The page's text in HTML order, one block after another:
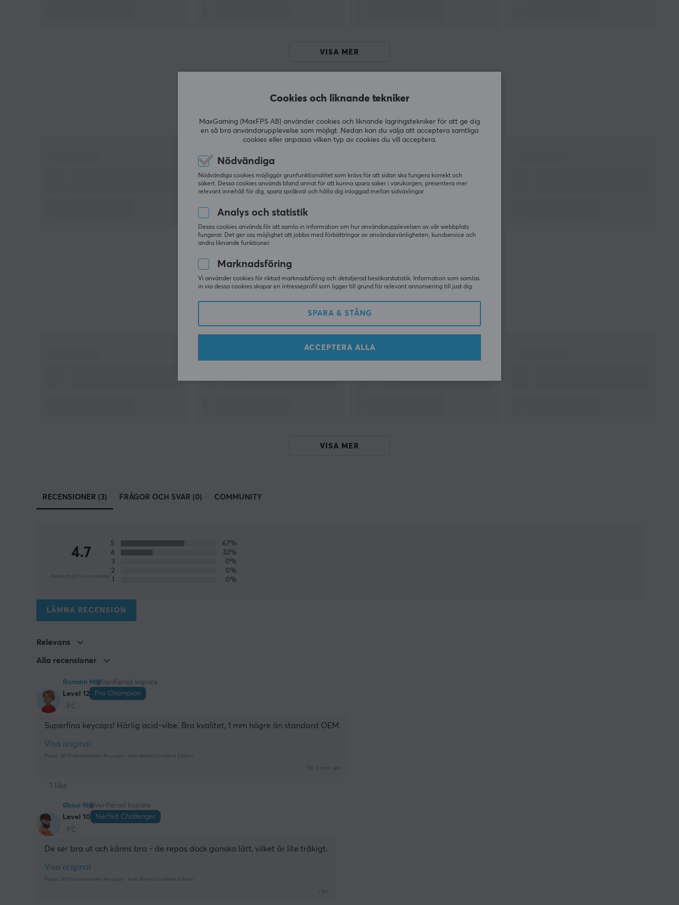
VISA MER
Andra köpte även
Andra tittade även på
VISA MER
RECENSIONER (3) FRÅGOR OCH SVAR (0) COMMUNITY
4.7
Baserat på 3 recensioner
5
67%
4
33%
3
0%
2
0%
1
0%
LÄMNA RECENSION
Relevans
Alla recensioner
Romain M
Verifierad köpare
Level 12
Pro Champion
PC
Superfina keycaps! Härlig acid-vibe. Bra kvalitet, 1 mm högre än standard OEM.
Visa original
Pulsar 3D Polycarbonate Keycaps - Acid Rewind Limited Edition
för 2 mån. sen
1 like
Øssur N
Verifierad köpare
Level 10
Nerfed Challenger
PC
De ser bra ut och känns bra - de repas dock ganska lätt, vilket är lite tråkigt.
Visa original
Pulsar 3D Polycarbonate Keycaps - Acid Rewind Limited Edition
Cookies och liknande tekniker
MaxGaming (MaxFPS AB) använder cookies och liknande lagringstekniker för att ge dig
en så bra användarupplevelse som möjligt. Nedan kan du välja att acceptera samtliga
cookies eller anpassa vilken typ av cookies du vill acceptera.
Nödvändiga
Nödvändiga cookies möjliggör grunfunktionalitet som krävs för att sidan ska fungera korrekt och
säkert. Dessa cookies används bland annat för att kunna spara saker i varukorgen, presentera mer
relevant innehåll för dig, spara språkval och hålla dig inloggad mellan sidväxlingar.
Analys och statistik
Dessa cookies används för att samla in information om hur användarupplevelsen av vår webbplats
fungerar. Det ger oss möjlighet att jobba med förbättringar av användarvänligheten, kundservice och
andra liknande funktioner.
Marknadsföring
Vi använder cookies för riktad marknadsföring och detaljerad besökarstatistik. Information som samlas
in via dessa cookies skapar en intresseprofil som ligger till grund för relevant annonsering till just dig.
SPARA & STÄNG
ACCEPTERA ALLA